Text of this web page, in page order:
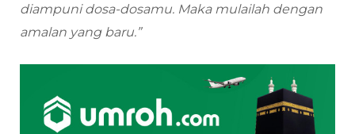
diampuni dosa-dosamu. Maka mulailah dengan
amalan yang baru.”